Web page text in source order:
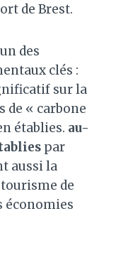
de Brest.
des
clés :
sur la
de « carbone
établies. au-
par
aussi la
de
économies